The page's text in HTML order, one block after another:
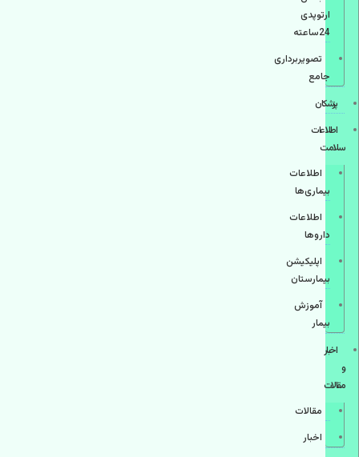
ارتوپدی
24ساعته
تصویربرداری
جامع
پزشكان
اطلاعات
سلامت
اطلاعات
بیماری‌ها
اطلاعات
دارو‌ها
اپليكيشن
بيمارستان
آموزش
بیمار
اخبار
و
مقالات
مقالات
اخبار